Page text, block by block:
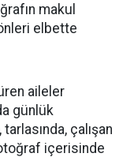
makul
elbette
aileler
günlük
çalışan
içerisinde